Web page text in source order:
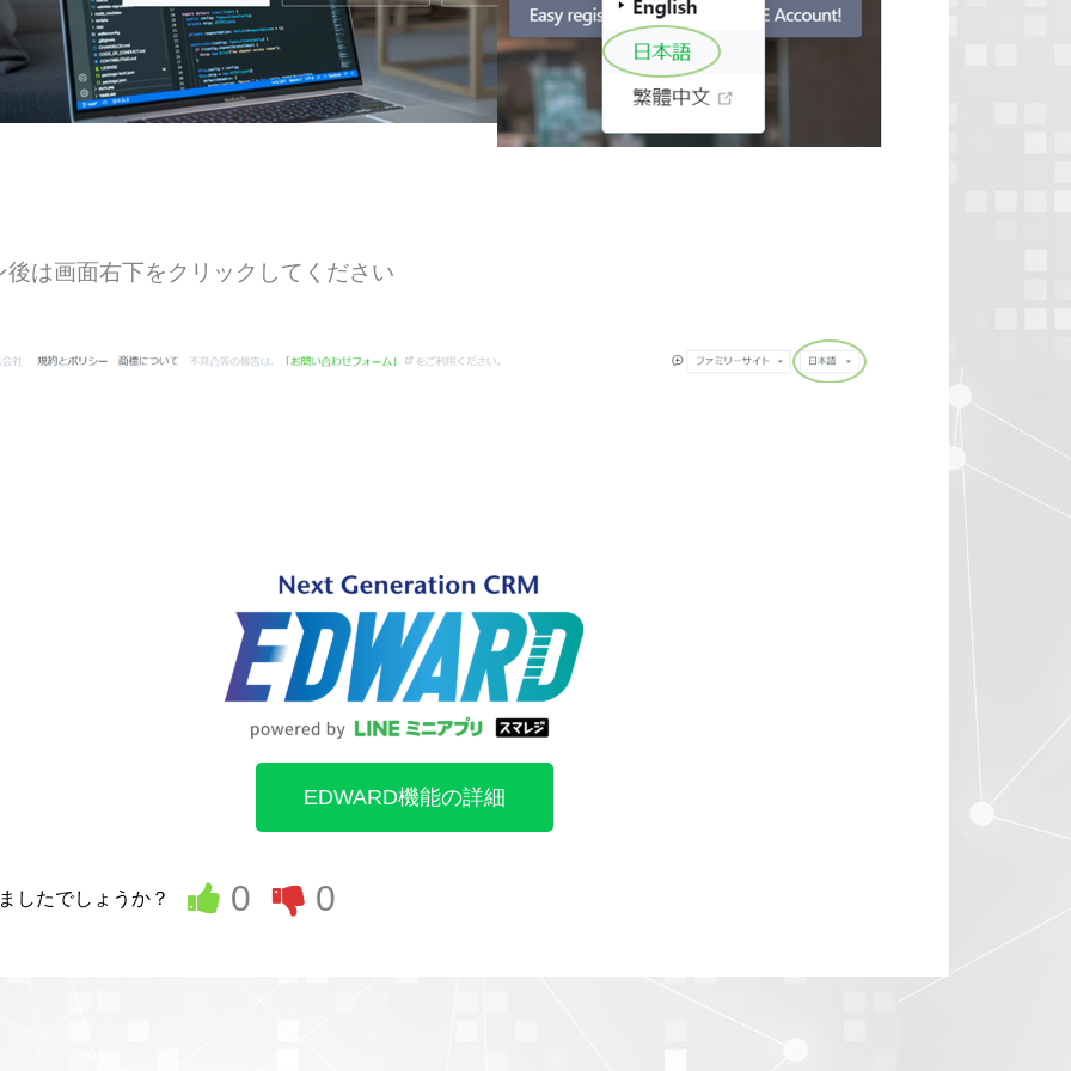
は画面右下をクリックしてください
EDWARD機能の詳細
したでしょうか？ 0 0